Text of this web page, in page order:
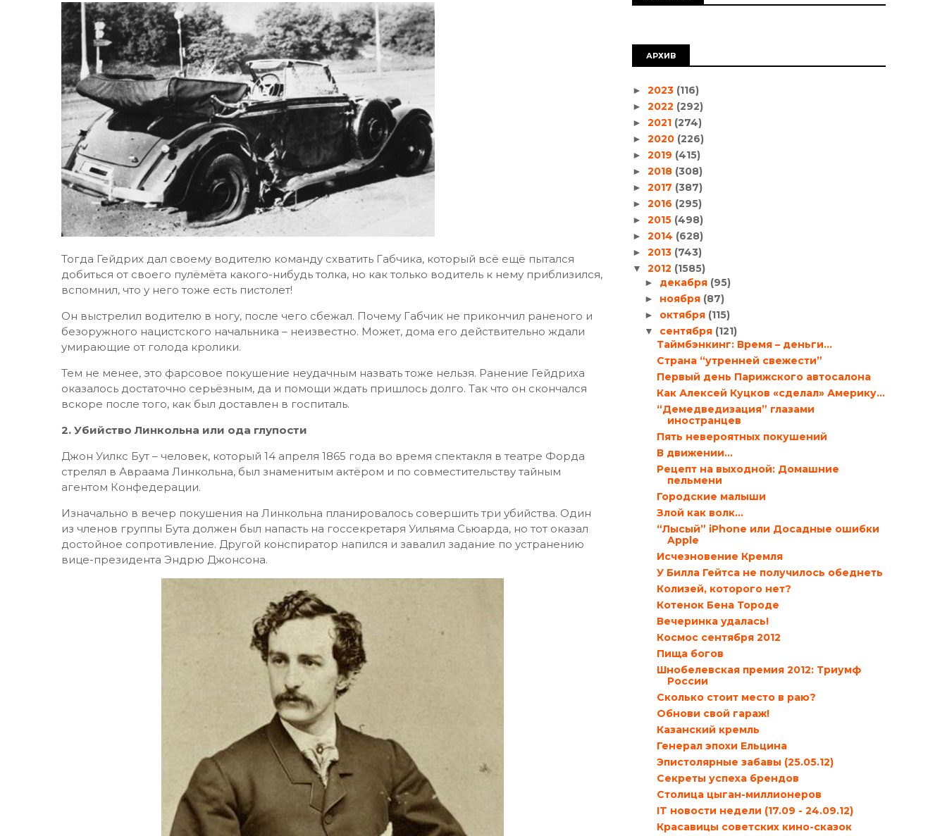
Тогда Гейдрих дал своему водителю команду схватить Габчика, который всё ещё пытался
добиться от своего пулёмёта какого-нибудь толка, но как только водитель к нему приблизился,
вспомнил, что у него тоже есть пистолет!
Он выстрелил водителю в ногу, после чего сбежал. Почему Габчик не прикончил раненого и
безоружного нацистского начальника – неизвестно. Может, дома его действительно ждали
умирающие от голода кролики.
Тем не менее, это фарсовое покушение неудачным назвать тоже нельзя. Ранение Гейдриха
оказалось достаточно серьёзным, да и помощи ждать пришлось долго. Так что он скончался
вскоре после того, как был доставлен в госпиталь.
2. Убийство Линкольна или ода глупости
Джон Уилкс Бут – человек, который 14 апреля 1865 года во время спектакля в театре Форда
стрелял в Авраама Линкольна, был знаменитым актёром и по совместительству тайным
агентом Конфедерации.
Изначально в вечер покушения на Линкольна планировалось совершить три убийства. Один
из членов группы Бута должен был напасть на госсекретаря Уильяма Сьюарда, но тот оказал
достойное сопротивление. Другой конспиратор напился и завалил задание по устранению
вице-президента Эндрю Джонсона.
АРХИВ
► 2023 (116)
► 2022 (292)
► 2021 (274)
► 2020 (226)
► 2019 (415)
► 2018 (308)
► 2017 (387)
► 2016 (295)
► 2015 (498)
► 2014 (628)
► 2013 (743)
▼ 2012 (1585)
► декабря (95)
► ноября (87)
► октября (115)
▼ сентября (121)
Таймбэнкинг: Время – деньги…
Страна “утренней свежести”
Первый день Парижского автосалона
Как Алексей Куцков «сделал» Америку…
“Демедведизация” глазами
иностранцев
Пять невероятных покушений
В движении…
Рецепт на выходной: Домашние
пельмени
Городские малыши
Злой как волк…
“Лысый” iPhone или Досадные ошибки
Apple
Исчезновение Кремля
У Билла Гейтса не получилось обеднеть
Колизей, которого нет?
Котенок Бена Тороде
Вечеринка удалась!
Космос сентября 2012
Пища богов
Шнобелевская премия 2012: Триумф
России
Сколько стоит место в раю?
Обнови свой гараж!
Казанский кремль
Генерал эпохи Ельцина
Эпистолярные забавы (25.05.12)
Секреты успеха брендов
Столица цыган-миллионеров
IT новости недели (17.09 - 24.09.12)
Красавицы советских кино-сказок